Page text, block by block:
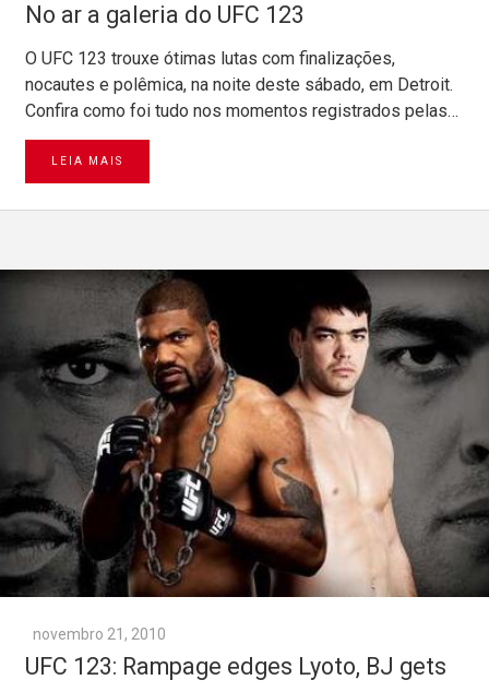
No ar a galeria do UFC 123
O UFC 123 trouxe ótimas lutas com finalizações,
nocautes e polêmica, na noite deste sábado, em Detroit.
Confira como foi tudo nos momentos registrados pelas…
LEIA MAIS
novembro 21, 2010
UFC 123: Rampage edges Lyoto, BJ gets